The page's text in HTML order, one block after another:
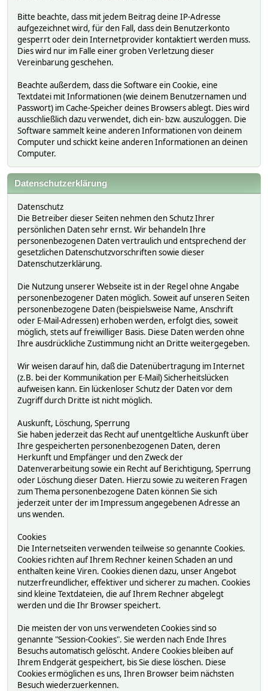
Bitte beachte, dass mit jedem Beitrag deine IP-Adresse
aufgezeichnet wird, für den Fall, dass dein Benutzerkonto
gesperrt oder dein Internetprovider kontaktiert werden muss.
Dies wird nur im Falle einer groben Verletzung dieser
Vereinbarung geschehen.
Beachte außerdem, dass die Software ein Cookie, eine
Textdatei mit Informationen (wie deinem Benutzernamen und
Passwort) im Cache-Speicher deines Browsers ablegt. Dies wird
ausschließlich dazu verwendet, dich ein- bzw. auszuloggen. Die
Software sammelt keine anderen Informationen von deinem
Computer und schickt keine anderen Informationen an deinen
Computer.
Datenschutzerklärung
Datenschutz
Die Betreiber dieser Seiten nehmen den Schutz Ihrer
persönlichen Daten sehr ernst. Wir behandeln Ihre
personenbezogenen Daten vertraulich und entsprechend der
gesetzlichen Datenschutzvorschriften sowie dieser
Datenschutzerklärung.
Die Nutzung unserer Webseite ist in der Regel ohne Angabe
personenbezogener Daten möglich. Soweit auf unseren Seiten
personenbezogene Daten (beispielsweise Name, Anschrift
oder E-Mail-Adressen) erhoben werden, erfolgt dies, soweit
möglich, stets auf freiwilliger Basis. Diese Daten werden ohne
Ihre ausdrückliche Zustimmung nicht an Dritte weitergegeben.
Wir weisen darauf hin, daß die Datenübertragung im Internet
(z.B. bei der Kommunikation per E-Mail) Sicherheitslücken
aufweisen kann. Ein lückenloser Schutz der Daten vor dem
Zugriff durch Dritte ist nicht möglich.
Auskunft, Löschung, Sperrung
Sie haben jederzeit das Recht auf unentgeltliche Auskunft über
Ihre gespeicherten personenbezogenen Daten, deren
Herkunft und Empfänger und den Zweck der
Datenverarbeitung sowie ein Recht auf Berichtigung, Sperrung
oder Löschung dieser Daten. Hierzu sowie zu weiteren Fragen
zum Thema personenbezogene Daten können Sie sich
jederzeit unter der im Impressum angegebenen Adresse an
uns wenden.
Cookies
Die Internetseiten verwenden teilweise so genannte Cookies.
Cookies richten auf Ihrem Rechner keinen Schaden an und
enthalten keine Viren. Cookies dienen dazu, unser Angebot
nutzerfreundlicher, effektiver und sicherer zu machen. Cookies
sind kleine Textdateien, die auf Ihrem Rechner abgelegt
werden und die Ihr Browser speichert.
Die meisten der von uns verwendeten Cookies sind so
genannte "Session-Cookies". Sie werden nach Ende Ihres
Besuchs automatisch gelöscht. Andere Cookies bleiben auf
Ihrem Endgerät gespeichert, bis Sie diese löschen. Diese
Cookies ermöglichen es uns, Ihren Browser beim nächsten
Besuch wiederzuerkennen.